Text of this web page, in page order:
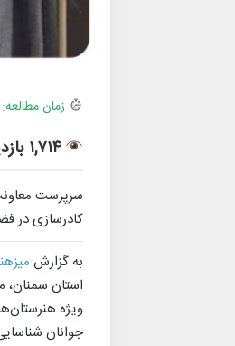
زمان مطالعه:
۱,۷۱۴ بازدید
سرپرست
کادرسازی در
به گزارش
استان
ویژه
جوانان